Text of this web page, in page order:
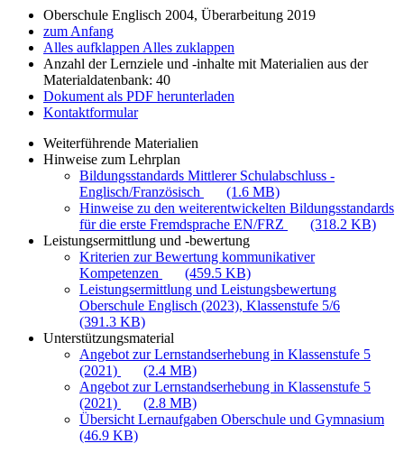
Oberschule Englisch 2004, Überarbeitung 2019
zum Anfang
Alles aufklappen Alles zuklappen
Anzahl der Lernziele und -inhalte mit Materialien aus der
Materialdatenbank: 40
Dokument als PDF herunterladen
Kontaktformular
Weiterführende Materialien
Hinweise zum Lehrplan
Bildungsstandards Mittlerer Schulabschluss -
Englisch/Französisch
(1.6 MB)
Hinweise zu den weiterentwickelten Bildungsstandards
für die erste Fremdsprache EN/FRZ
(318.2 KB)
Leistungsermittlung und -bewertung
Kriterien zur Bewertung kommunikativer
Kompetenzen
(459.5 KB)
Leistungsermittlung und Leistungsbewertung
Oberschule Englisch (2023), Klassenstufe 5/6
(391.3 KB)
Unterstützungsmaterial
Angebot zur Lernstandserhebung in Klassenstufe 5
(2021)
(2.4 MB)
Angebot zur Lernstandserhebung in Klassenstufe 5
(2021)
(2.8 MB)
Übersicht Lernaufgaben Oberschule und Gymnasium
(46.9 KB)